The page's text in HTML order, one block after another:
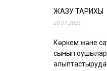
ЖАЗУ ТАРИХЫ
20.07.2025
Көркем және
сынып